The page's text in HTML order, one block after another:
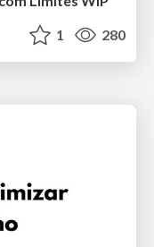
1 280